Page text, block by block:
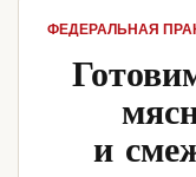
ФЕДЕРАЛЬНАЯ
и